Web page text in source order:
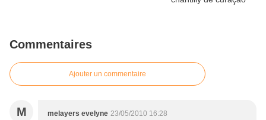
Commentaires
Ajouter un commentaire
M melayers evelyne 23/05/2010 16:28